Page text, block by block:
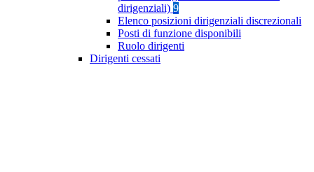
dirigenziali) 9
Elenco posizioni dirigenziali discrezionali
Posti di funzione disponibili
Ruolo dirigenti
Dirigenti cessati